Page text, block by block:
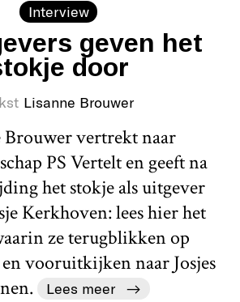
Interview
geven het
door
Lisanne Brouwer
Brouwer vertrekt naar
PS Vertelt en geeft na
het stokje als uitgever
Kerkhoven: lees hier het
ze terugblikken op
vooruitkijken naar Josjes
Lees meer